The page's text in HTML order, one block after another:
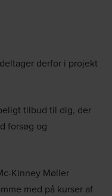
derfor i projekt
tilbud til dig, der
forsøg og
Kinney Møller
med på kurser af